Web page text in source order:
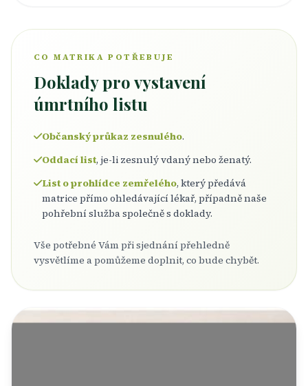
CO MATRIKA POTŘEBUJE
Doklady pro vystavení
úmrtního listu
Občanský průkaz zesnulého.
Oddací list, je-li zesnulý vdaný nebo ženatý.
List o prohlídce zemřelého, který předává
matrice přímo ohledávající lékař, případně naše
pohřební služba společně s doklady.
Vše potřebné Vám při sjednání přehledně
vysvětlíme a pomůžeme doplnit, co bude chybět.